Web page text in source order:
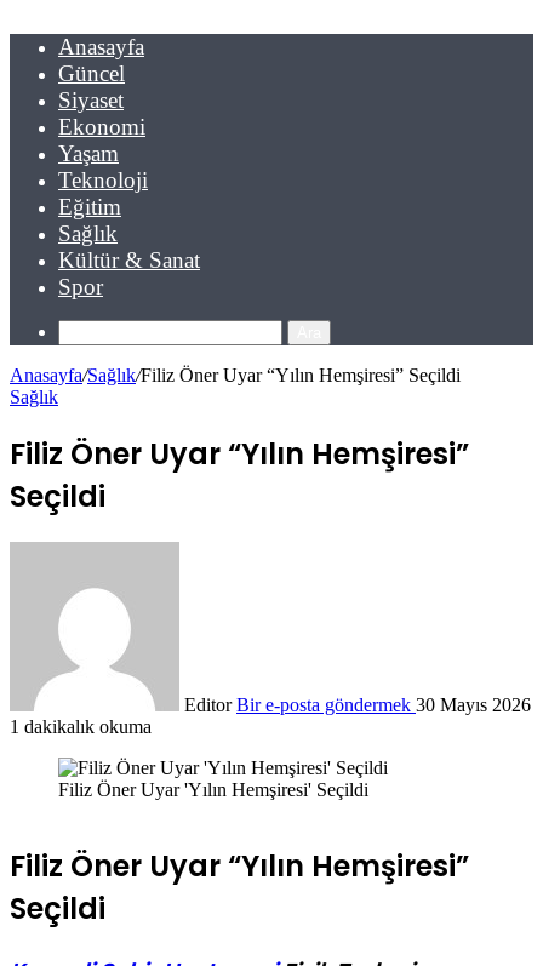
Anasayfa
Güncel
Siyaset
Ekonomi
Yaşam
Teknoloji
Eğitim
Sağlık
Kültür & Sanat
Spor
Anasayfa/Sağlık/Filiz Öner Uyar “Yılın Hemşiresi” Seçildi
Sağlık
Filiz Öner Uyar “Yılın Hemşiresi”
Seçildi
Editor Bir e-posta göndermek 30 Mayıs 2026
1 dakikalık okuma
Filiz Öner Uyar 'Yılın Hemşiresi' Seçildi
Filiz Öner Uyar “Yılın Hemşiresi”
Seçildi